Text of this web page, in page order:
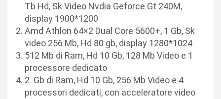
Tb Hd, Sk Video Nvdia Geforce Gt 240M,
display 1900*1200
Amd Athlon 64×2 Dual Core 5600+, 1 Gb, Sk
video 256 Mb, Hd 80 gb, display 1280*1024
512 Mb di Ram, Hd 10 Gb, 128 Mb Video e 1
processore dedicato
2 Gb di Ram, Hd 10 Gb, 256 Mb Video e 4
processori dedicati, con acceleratore video